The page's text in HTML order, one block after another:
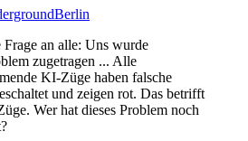
an alle: Uns wurde
zugetragen ... Alle
KI-Züge haben falsche
und zeigen rot. Das betrifft
Wer hat dieses Problem noch